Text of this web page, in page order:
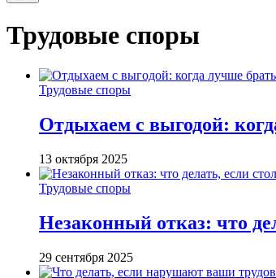
Трудовые споры
Трудовые споры
Отдыхаем с выгодой:
13 октября 2025
Трудовые споры
Незаконный отказ: что
29 сентября 2025